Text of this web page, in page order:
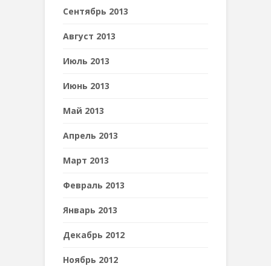
Сентябрь 2013
Август 2013
Июль 2013
Июнь 2013
Май 2013
Апрель 2013
Март 2013
Февраль 2013
Январь 2013
Декабрь 2012
Ноябрь 2012